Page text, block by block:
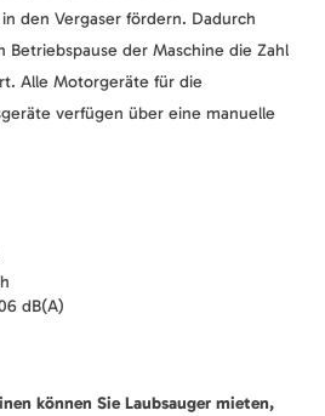
den Vergaser fördern. Dadurch
Betriebspause der Maschine die Zahl
Alle Motorgeräte für die
verfügen über eine manuelle
dB(A)
können Sie Laubsauger mieten,